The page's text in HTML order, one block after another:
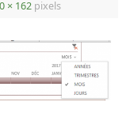
× 162 pixels